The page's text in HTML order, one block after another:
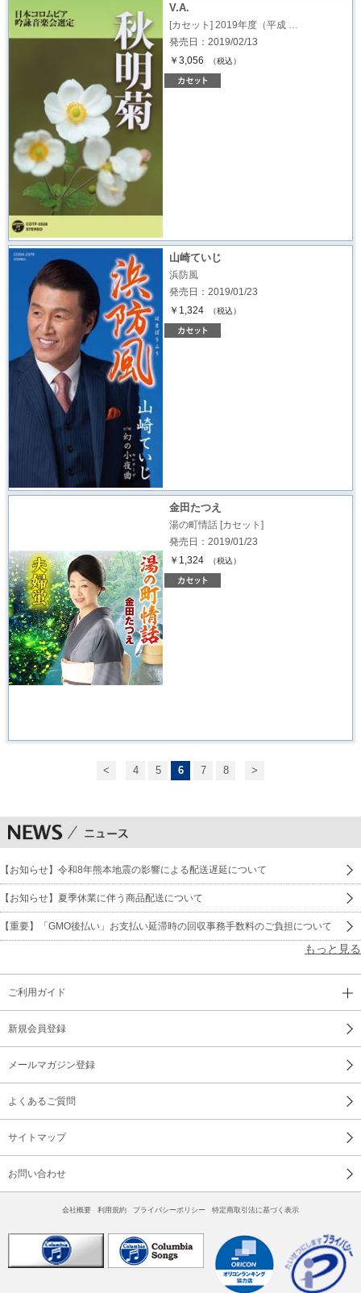
V.A.
[カセット] 2019年度（平成 …
発売日：2019/02/13
￥3,056
（税込）
山崎ていじ
浜防風
発売日：2019/01/23
￥1,324
（税込）
金田たつえ
湯の町情話 [カセット]
発売日：2019/01/23
￥1,324
（税込）
< 4 5 6 7 8 >
【お知らせ】令和8年熊本地震の影響による配送遅延について
【お知らせ】夏季休業に伴う商品配送について
【重要】「GMO後払い」お支払い延滞時の回収事務手数料のご負担について
もっと見る
ご利用ガイド
新規会員登録
メールマガジン登録
よくあるご質問
サイトマップ
お問い合わせ
会社概要 利用規約 プライバシーポリシー 特定商取引法に基づく表示